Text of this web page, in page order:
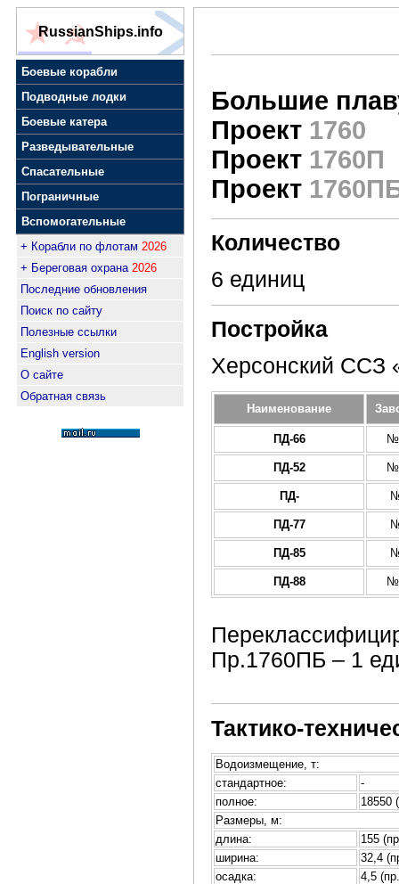
RussianShips.info
Боевые корабли
Подводные лодки
Боевые катера
Разведывательные
Спасательные
Пограничные
Вспомогательные
+ Корабли по флотам 2026
+ Береговая охрана 2026
Последние обновления
Поиск по сайту
Полезные ссылки
English version
О сайте
Обратная связь
Большие
Проект 1760
Проект 1760П
Проект
Количество
6 единиц
Постройка
Херсонский ССЗ
Наименование
ПД-66
ПД-52
ПД-
ПД-77
ПД-85
ПД-88
Пр.1760ПБ – 1
Тактико-
Водоизмещение, т:
стандартное:
-
полное:
18550
Размеры, м:
длина:
155
ширина:
32,4
осадка:
4,5